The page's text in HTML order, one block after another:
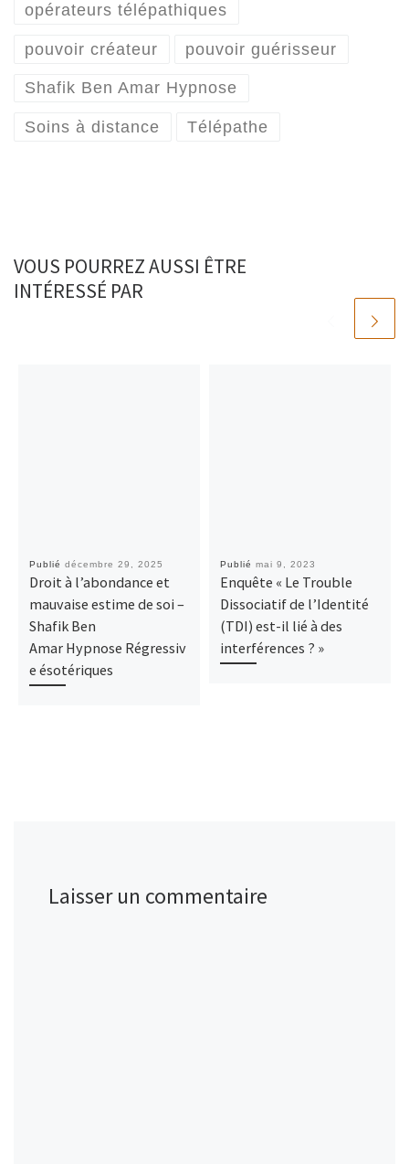
opérateurs télépathiques
pouvoir créateur pouvoir guérisseur
Shafik Ben Amar Hypnose
Soins à distance Télépathe
VOUS POURREZ AUSSI ÊTRE
INTÉRESSÉ PAR
Publié décembre 29, 2025
Droit à l’abondance et
mauvaise estime de soi –
Shafik Ben
Amar Hypnose Régressiv
e ésotériques
Publié mai 9, 2023
Enquête « Le Trouble
Dissociatif de l’Identité
(TDI) est-il lié à des
interférences ? »
Laisser un commentaire